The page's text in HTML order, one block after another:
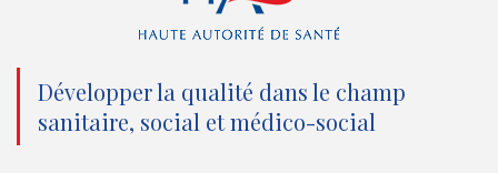
n
o
u
k
(
n
o
(
n
o
u
(
n
o
Développer la qualité dans le champ
sanitaire, social et médico-social